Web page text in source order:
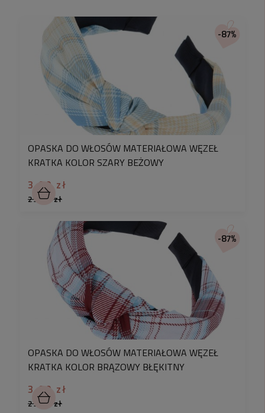
OPASKA DO WŁOSÓW MATERIAŁOWA WĘZEŁ
KRATKA KOLOR SZARY BEŻOWY
3,90 zł
29,90 zł
-87%
OPASKA DO WŁOSÓW MATERIAŁOWA WĘZEŁ
KRATKA KOLOR BRĄZOWY BŁĘKITNY
3,90 zł
29,90 zł
-87%